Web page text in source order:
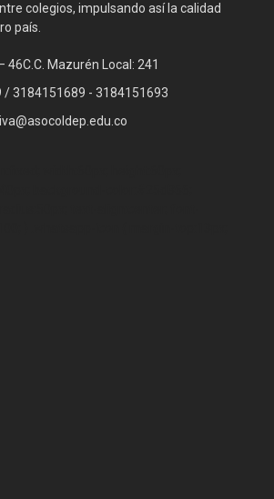
colegios, impulsando así la calidad
país.
46C.C. Mazurén Local: 241
/ 3184151689 - 3184151693